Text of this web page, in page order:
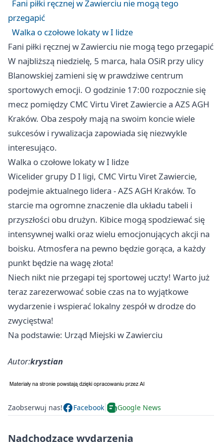
Fani piłki ręcznej w Zawierciu nie mogą tego
przegapić
Walka o czołowe lokaty w I lidze
Fani piłki ręcznej w Zawierciu nie mogą tego przegapić
W najbliższą niedzielę, 5 marca, hala OSiR przy ulicy
Blanowskiej zamieni się w prawdziwe centrum
sportowych emocji. O godzinie 17:00 rozpocznie się
mecz pomiędzy CMC Virtu ViretZawierciea AZS AGH
Kraków. Oba zespoły mają na swoim koncie wiele
sukcesów i rywalizacja zapowiada się niezwykle
interesująco.
Walka o czołowe lokaty w I lidze
Wicelider grupy D I ligi, CMC Virtu Viret Zawiercie,
podejmie aktualnego lidera - AZS AGH Kraków. To
starcie ma ogromne znaczenie dla układu tabeli i
przyszłości obu drużyn. Kibice mogą spodziewać się
intensywnej walki oraz wielu emocjonujących akcji na
boisku. Atmosfera na pewno będzie gorąca, a każdy
punkt będzie na wagę złota!
Niech nikt nie przegapi tej sportowej uczty! Warto już
teraz zarezerwować sobie czas na to wyjątkowe
wydarzenie i wspierać lokalny zespół w drodze do
zwycięstwa!
Na podstawie: Urząd Miejski w Zawierciu
Autor:krystian
Zaobserwuj nas! Facebook Google News
Nadchodzące wydarzenia